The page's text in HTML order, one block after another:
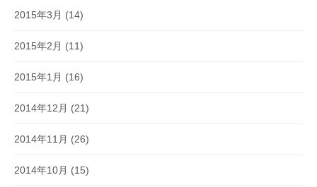
2015年3月 (14)
2015年2月 (11)
2015年1月 (16)
2014年12月 (21)
2014年11月 (26)
2014年10月 (15)